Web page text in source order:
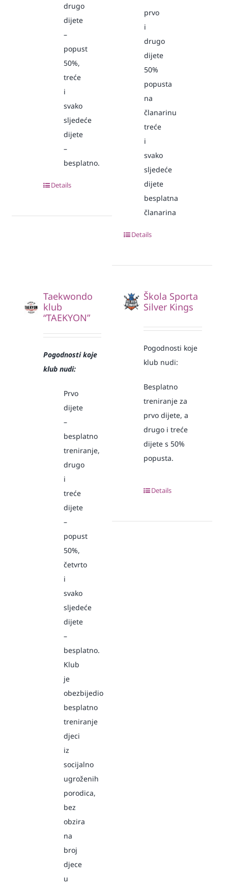
drugo
dijete
–
popust
50%,
treće
i
svako
sljedeće
dijete
–
besplatno.
Details
prvo
i
drugo
dijete
50%
popusta
na
članarinu
treće
i
svako
sljedeće
dijete
besplatna
članarina
Details
Taekwondo
klub
“TAEKYON”
Pogodnosti koje
klub nudi:
Prvo
dijete
–
besplatno
treniranje,
drugo
i
treće
dijete
–
popust
50%,
četvrto
i
svako
sljedeće
dijete
–
besplatno.
Klub
je
obezbijedio
besplatno
treniranje
djeci
iz
socijalno
ugroženih
porodica,
bez
obzira
na
broj
djece
u
Škola Sporta
Silver Kings
Pogodnosti koje
klub nudi:
Besplatno
treniranje za
prvo dijete, a
drugo i treće
dijete s 50%
popusta.
Details